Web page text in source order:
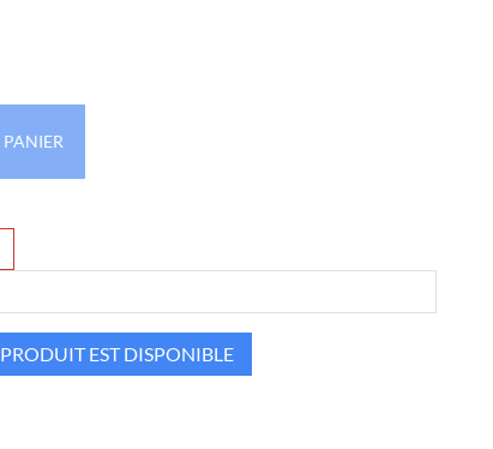
EST DISPONIBLE